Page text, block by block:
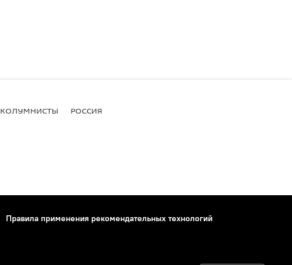
КОЛУМНИСТЫ РОССИЯ
Правила применения рекомендательных технологий